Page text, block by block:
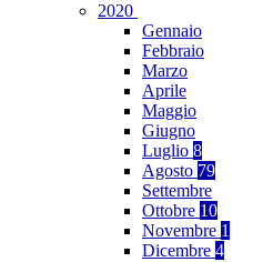
2020
Gennaio
Febbraio
Marzo
Aprile
Maggio
Giugno
Luglio 8
Agosto 79
Settembre
Ottobre 10
Novembre 1
Dicembre 4